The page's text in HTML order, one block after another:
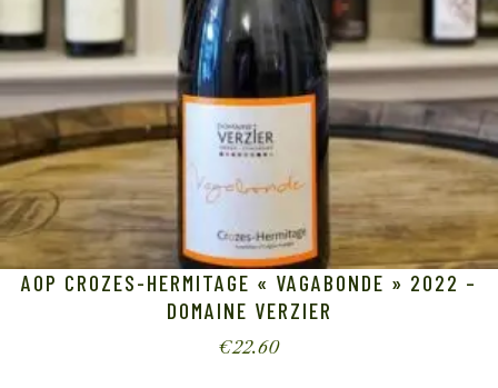
AOP CROZES-HERMITAGE « VAGABONDE » 2022 –
DOMAINE VERZIER
€22.60